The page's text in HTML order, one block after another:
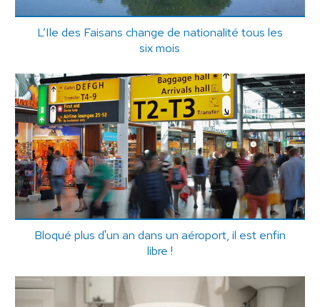
L’Ile des Faisans change de nationalité tous les
six mois
Bloqué plus d'un an dans un aéroport, il est enfin
libre !